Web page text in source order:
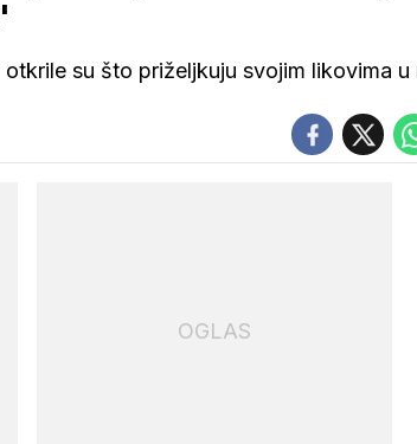
su što priželjkuju svojim likovima
OGLAS